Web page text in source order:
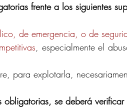
frente a los siguientes
de emergencia, o de
, especialmente el
para explotarla,
se deberá verificar